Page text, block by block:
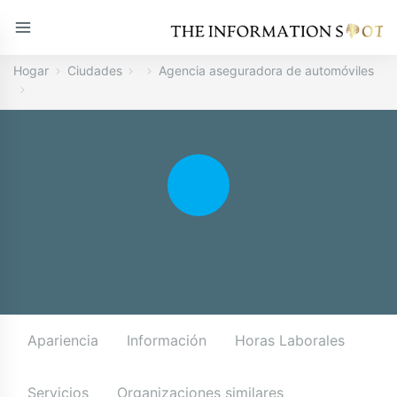
Hogar Ciudades Agencia aseguradora de automóviles
Apariencia Información Horas Laborales
Servicios Organizaciones similares